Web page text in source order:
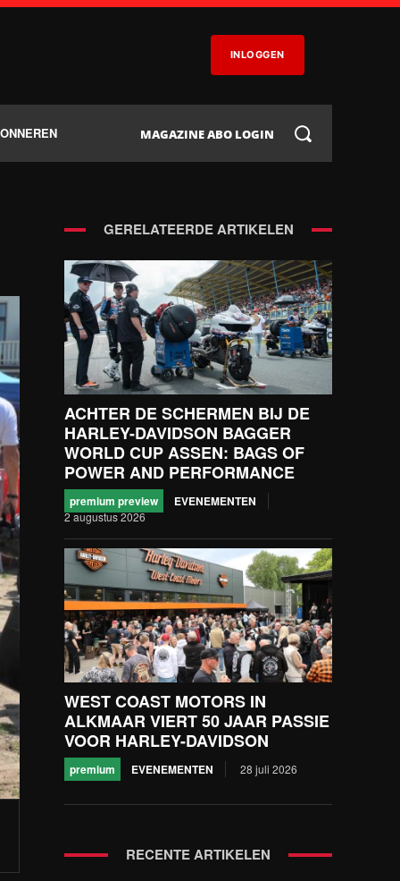
INLOGGEN
MAGAZINE ABO LOGIN
GERELATEERDE ARTIKELEN
ACHTER DE SCHERMEN BIJ DE
HARLEY-DAVIDSON BAGGER
WORLD CUP ASSEN: BAGS OF
POWER AND PERFORMANCE
premium preview EVENEMENTEN
2 augustus 2026
WEST COAST MOTORS IN
ALKMAAR VIERT 50 JAAR PASSIE
VOOR HARLEY-DAVIDSON
premium EVENEMENTEN 28 juli 2026
RECENTE ARTIKELEN